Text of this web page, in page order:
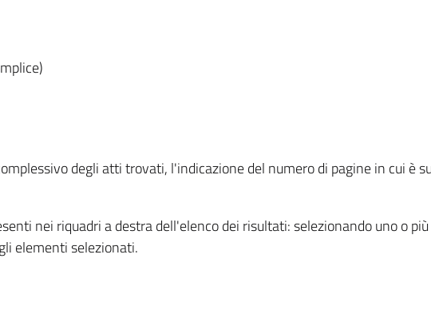
degli atti trovati, l'indicazione del numero di pagine in cui è
nei riquadri a destra dell'elenco dei risultati: selezionando uno o
elementi selezionati.